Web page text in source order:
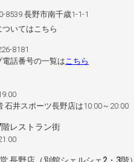
8539 長野市南千歳1-1-1
いてはこちら
8181
電話番号の一覧はこちら
石井スポーツ長野店は10:00～20:00
レストラン街